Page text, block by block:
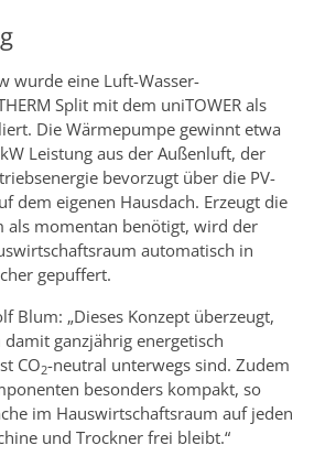
wurde eine Luft-Wasser-
Split mit dem uniTOWER als
Die Wärmepumpe gewinnt etwa
Leistung aus der Außenluft, der
bevorzugt über die PV-
dem eigenen Hausdach. Erzeugt die
als momentan benötigt, wird der
automatisch in
gepuffert.
Blum: „Dieses Konzept überzeugt,
ganzjährig energetisch
CO2-neutral unterwegs sind. Zudem
besonders kompakt, so
im Hauswirtschaftsraum auf jeden
und Trockner frei bleibt.“